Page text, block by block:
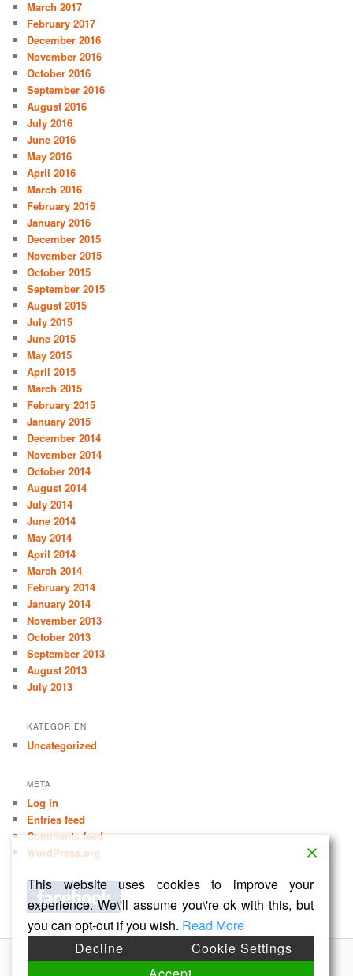
March 2017
February 2017
December 2016
November 2016
October 2016
September 2016
August 2016
July 2016
June 2016
May 2016
April 2016
March 2016
February 2016
January 2016
December 2015
November 2015
October 2015
September 2015
August 2015
July 2015
June 2015
May 2015
April 2015
March 2015
February 2015
January 2015
December 2014
November 2014
October 2014
August 2014
July 2014
June 2014
May 2014
April 2014
March 2014
February 2014
January 2014
November 2013
October 2013
September 2013
August 2013
July 2013
KATEGORIEN
Uncategorized
META
Log in
Entries feed
Comments feed
WordPress.org
Proudly powered by WordPress
This website uses cookies to improve your
experience. We\'ll assume you\'re ok with this, but
you can opt-out if you wish. Read More
Decline
Cookie Settings